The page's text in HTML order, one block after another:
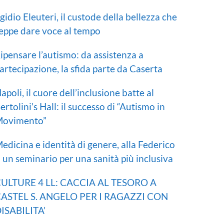
Eleuteri, il custode della bellezza che
dare voce al tempo
l’autismo: da assistenza a
la sfida parte da Caserta
il cuore dell’inclusione batte al
Hall: il successo di “Autismo in
e identità di genere, alla Federico
un seminario per una sanità più inclusiva
4 LL: CACCIA AL TESORO A
S. ANGELO PER I RAGAZZI CON